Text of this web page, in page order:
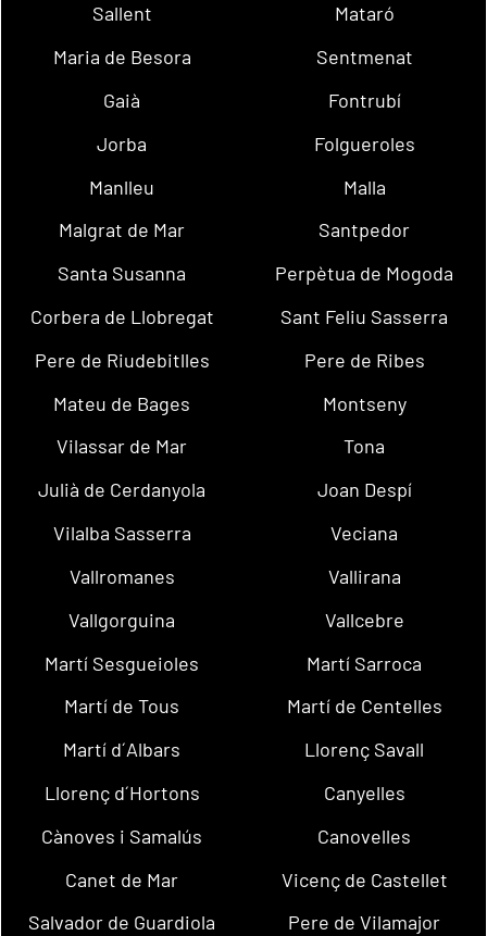
Sallent
Mataró
Maria de Besora
Sentmenat
Gaià
Fontrubí
Jorba
Folgueroles
Manlleu
Malla
Malgrat de Mar
Santpedor
Santa Susanna
Perpètua de Mogoda
Corbera de Llobregat
Sant Feliu Sasserra
Pere de Riudebitlles
Pere de Ribes
Mateu de Bages
Montseny
Vilassar de Mar
Tona
Julià de Cerdanyola
Joan Despí
Vilalba Sasserra
Veciana
Vallromanes
Vallirana
Vallgorguina
Vallcebre
Martí Sesgueioles
Martí Sarroca
Martí de Tous
Martí de Centelles
Martí d´Albars
Llorenç Savall
Llorenç d´Hortons
Canyelles
Cànoves i Samalús
Canovelles
Canet de Mar
Vicenç de Castellet
Salvador de Guardiola
Pere de Vilamajor